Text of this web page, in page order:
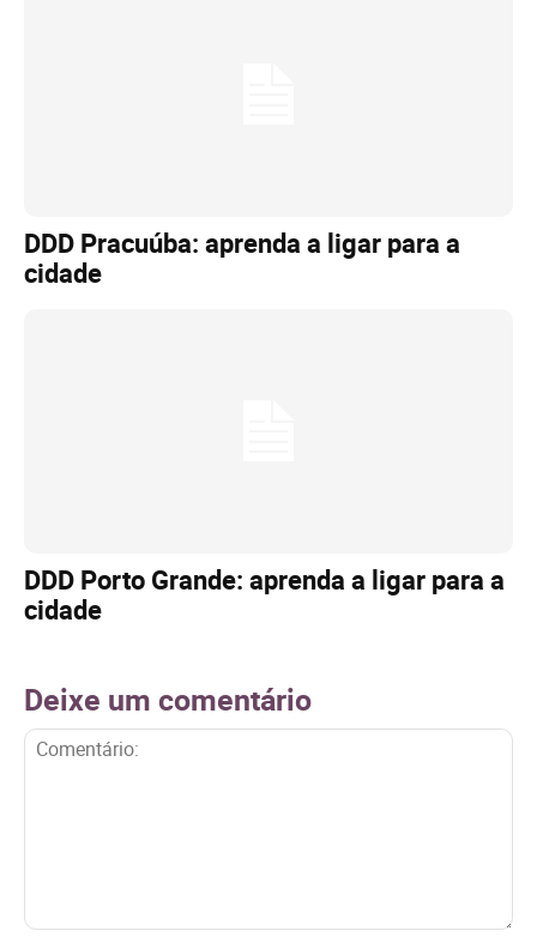
DDD Pracuúba: aprenda a ligar para a
cidade
DDD Porto Grande: aprenda a ligar para a
cidade
Deixe um comentário